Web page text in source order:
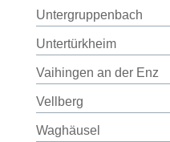
Untergruppenbach
Untertürkheim
Vaihingen an der Enz
Vellberg
Waghäusel